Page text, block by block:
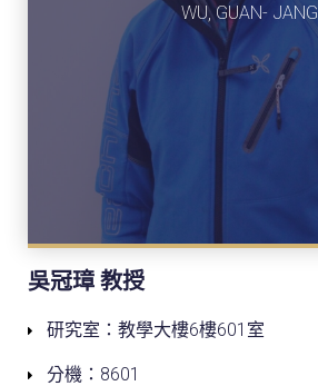
WU, GUAN- JANG
吳冠璋 教授
研究室：教學大樓6樓601室
分機：8601